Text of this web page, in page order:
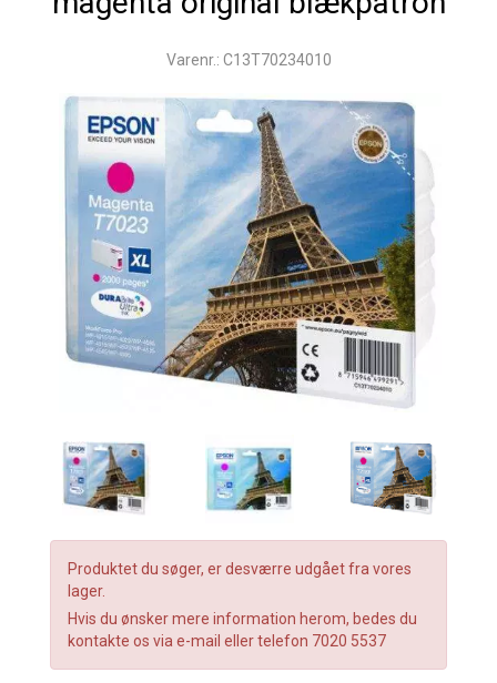
Varenr.: C13T70234010
Produktet du søger, er desværre udgået fra vores
lager.
Hvis du ønsker mere information herom, bedes du
kontakte os via e-mail eller telefon 7020 5537